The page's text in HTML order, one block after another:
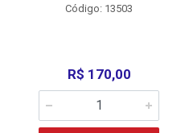
Código: 13503
R$ 170,00